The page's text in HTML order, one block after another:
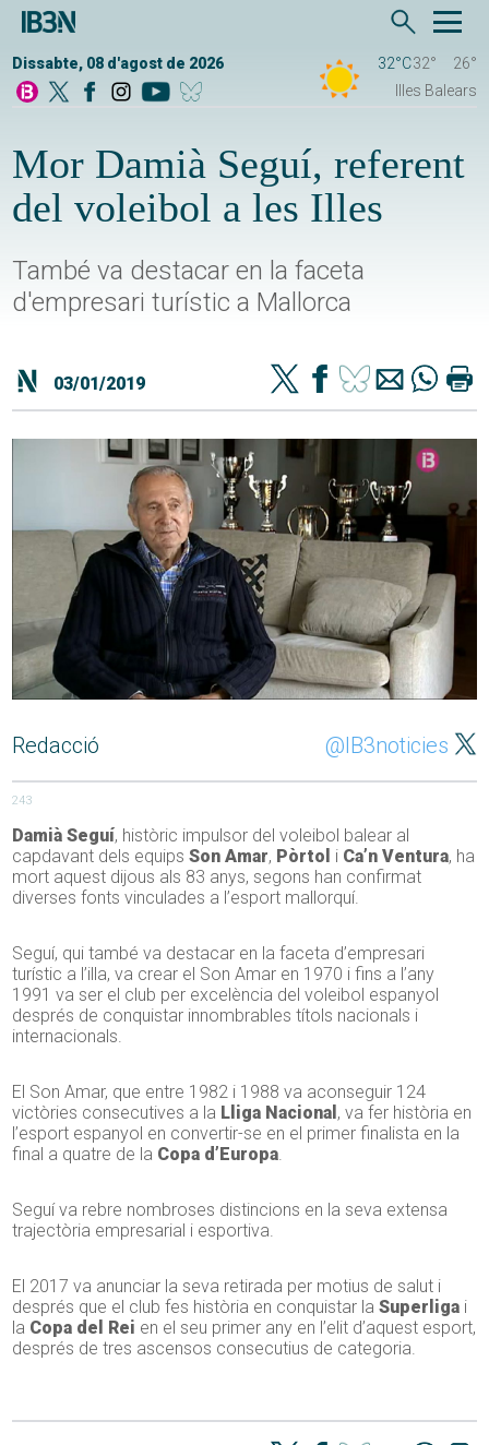
Dissabte, 08 d'agost de 2026 32°C32°
26°
Illes Balears
Mor Damià Seguí, referent
del voleibol a les Illes
També va destacar en la faceta
d'empresari turístic a Mallorca
03/01/2019
Redacció @IB3noticies
243
Damià Seguí, històric impulsor del voleibol balear al
capdavant dels equips Son Amar, Pòrtol i Ca’n Ventura, ha
mort aquest dijous als 83 anys, segons han confirmat
diverses fonts vinculades a l’esport mallorquí.
Seguí, qui també va destacar en la faceta d’empresari
turístic a l’illa, va crear el Son Amar en 1970 i fins a l’any
1991 va ser el club per excelència del voleibol espanyol
després de conquistar innombrables títols nacionals i
internacionals.
El Son Amar, que entre 1982 i 1988 va aconseguir 124
victòries consecutives a la Lliga Nacional , va fer història en
l’esport espanyol en convertir-se en el primer finalista en la
final a quatre de la Copa d’Europa.
Seguí va rebre nombroses distincions en la seva extensa
trajectòria empresarial i esportiva.
El 2017 va anunciar la seva retirada per motius de salut i
després que el club fes història en conquistar laSuperliga i
la Copa del Rei en el seu primer any en l’elit d’aquest esport,
després de tres ascensos consecutius de categoria.